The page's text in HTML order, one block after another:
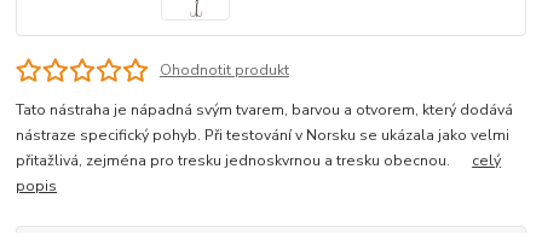
Ohodnotit produkt
Tato nástraha je nápadná svým tvarem, barvou a otvorem, který dodává
nástraze specifický pohyb. Při testování v Norsku se ukázala jako velmi
přitažlivá, zejména pro tresku jednoskvrnou a tresku obecnou. celý
popis